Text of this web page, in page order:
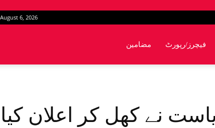
6, 2026
مضامین فیچرز/رپورٹ
نے کھل کر اعلان